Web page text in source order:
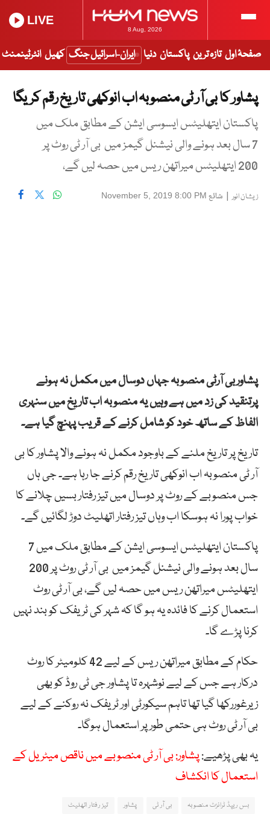
8 Aug, 2026
LIVE
صفحۂ اول تازہ ترین پاکستان دنیا ایران-اسرائیل جنگ کھیل انٹرٹینمنٹ
پشاور کا بی آر ٹی منصوبہ اب انوکھی تاریخ رقم کریگا
پاکستان ایتھلیٹس ایسوسی ایشن کے مطابق ملک میں
7 سال بعد ہونے والی نیشنل گیمز میں بی آر ٹی روٹ پر
200 ایتھلیٹس میراتھن ریس میں حصہ لیں گے،
زیشان انور| شائع November 5, 2019 8:00 PM
پشاوربی آرٹی منصوبہ جہاں دوسال میں مکمل نہ ہونے
پرتنقید کی زد میں ہے وہیں یہ منصوبہ اب تاریخ میں سنہری
الفاظ کے ساتھ خود کو شامل کرنے کے قریب پہنچ گیا ہے۔
تاریخ پر تاریخ ملنے کے باوجود مکمل نہ ہونے والا پشاور کا بی
آر ٹی منصوبہ اب انوکھی تاریخ رقم کرنے جا رہا ہے۔ جی ہاں
جس منصوبے کے روٹ پر دوسال میں تیز رفتار بسیں چلانے کا
خواب پورا نہ ہوسکا اب وہاں تیز رفتار اتھلیٹ دوڑ لگائیں گے۔
پاکستان ایتھلیٹس ایسوسی ایشن کے مطابق ملک میں 7
سال بعد ہونے والی نیشنل گیمز میں بی آر ٹی روٹ پر 200
ایتھلیٹس میراتھن ریس میں حصہ لیں گے، بی آر ٹی روٹ
استعمال کرنے کا فائدہ یہ ہو گا کہ شہر کی ٹریفک کو بند نہیں
کرنا پڑے گا۔
حکام کے مطابق میراتھن ریس کے لیے 42 کلومیٹر کا روٹ
درکار ہے جس کے لیے نوشہرہ تا پشاور جی ٹی روڈ کو بھی
زیرغوررکھا گیا تھا تاہم سیکورٹی اور ٹریفک نہ روکنے کے لیے
بی آر ٹی روٹ ہی حتمی طور پر استعمال ہوگا۔
یہ بھی پڑھیے:پشاور: بی آر ٹی منصوبے میں ناقص میٹریل کے
استعمال کا انکشاف
بس ریپڈ ٹرانزٹ منصوبہ بی آر ٹی پشاور تیز رفتار اتھلیٹ